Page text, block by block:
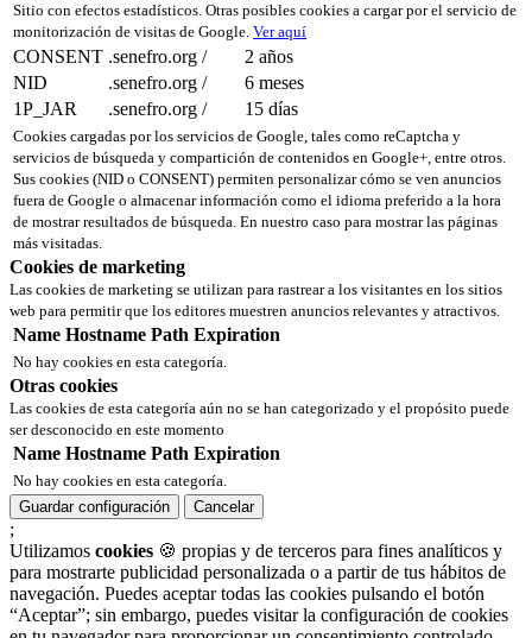
Sitio con efectos estadísticos. Otras posibles cookies a cargar por el servicio de
monitorización de visitas de Google. Ver aquí
CONSENT .senefro.org /
2 años
NID
.senefro.org /
6 meses
1P_JAR
.senefro.org / 15 días
Cookies cargadas por los servicios de Google, tales como reCaptcha y
servicios de búsqueda y compartición de contenidos en Google+, entre otros.
Sus cookies (NID o CONSENT) permiten personalizar cómo se ven anuncios
fuera de Google o almacenar información como el idioma preferido a la hora
de mostrar resultados de búsqueda. En nuestro caso para mostrar las páginas
más visitadas.
Cookies de marketing
Las cookies de marketing se utilizan para rastrear a los visitantes en los sitios
web para permitir que los editores muestren anuncios relevantes y atractivos.
Name Hostname Path Expiration
No hay cookies en esta categoría.
Otras cookies
Las cookies de esta categoría aún no se han categorizado y el propósito puede
ser desconocido en este momento
Name Hostname Path Expiration
No hay cookies en esta categoría.
Guardar configuración
Cancelar
;
Utilizamos cookies 🍪 propias y de terceros para fines analíticos y
para mostrarte publicidad personalizada o a partir de tus hábitos de
navegación. Puedes aceptar todas las cookies pulsando el botón
“Aceptar”; sin embargo, puedes visitar la configuración de cookies